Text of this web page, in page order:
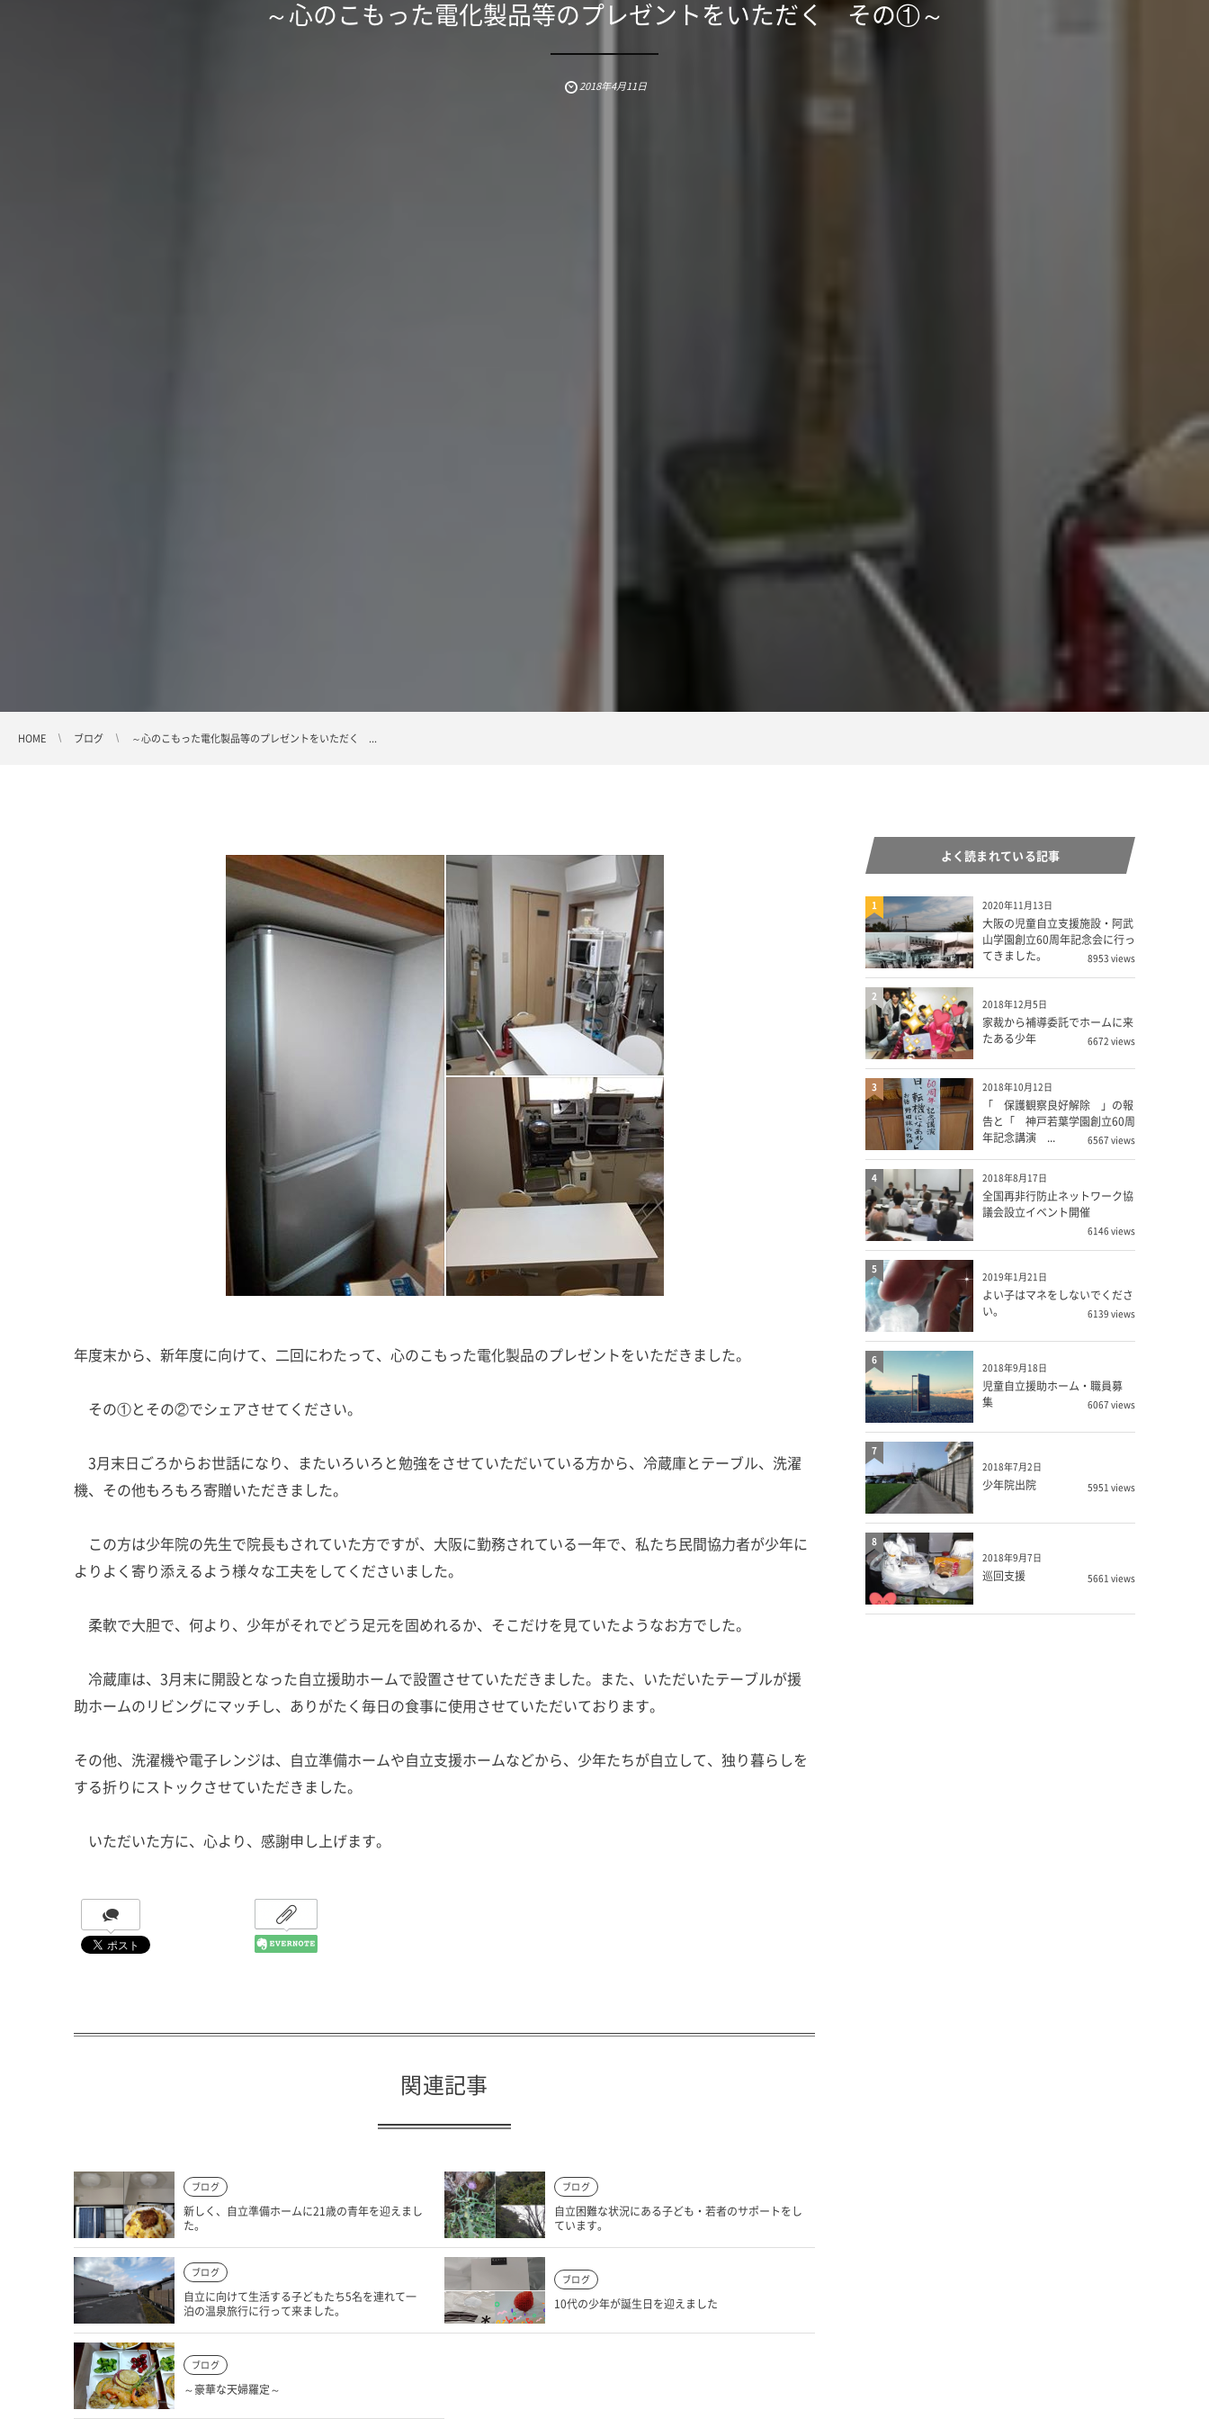
～心のこもった電化製品等のプレゼントをいただく その①～
2018年4月11日
HOME ブログ ～心のこもった電化製品等のプレゼントをいただく ...
年度末から、新年度に向けて、二回にわたって、心のこもった電化製品のプレゼントをいただきました。
その①とその②でシェアさせてください。
3月末日ごろからお世話になり、またいろいろと勉強をさせていただいている方から、冷蔵庫とテーブル、洗濯
機、その他もろもろ寄贈いただきました。
この方は少年院の先生で院長もされていた方ですが、大阪に勤務されている一年で、私たち民間協力者が少年に
よりよく寄り添えるよう様々な工夫をしてくださいました。
柔軟で大胆で、何より、少年がそれでどう足元を固めれるか、そこだけを見ていたようなお方でした。
冷蔵庫は、3月末に開設となった自立援助ホームで設置させていただきました。また、いただいたテーブルが援
助ホームのリビングにマッチし、ありがたく毎日の食事に使用させていただいております。
その他、洗濯機や電子レンジは、自立準備ホームや自立支援ホームなどから、少年たちが自立して、独り暮らしを
する折りにストックさせていただきました。
いただいた方に、心より、感謝申し上げます。
関連記事
ブログ
新しく、自立準備ホームに21歳の青年を迎えまし
た。
ブログ
自立困難な状況にある子ども・若者のサポートをし
ています。
ブログ
自立に向けて生活する子どもたち5名を連れて一
泊の温泉旅行に行って来ました。
ブログ
10代の少年が誕生日を迎えました
ブログ
～豪華な天婦羅定～
よく読まれている記事
2020年11月13日
大阪の児童自立支援施設・阿武
山学園創立60周年記念会に行っ
てきました。
8953 views
1
2018年12月5日
家裁から補導委託でホームに来
たある少年
6672 views
2
2018年10月12日
「 保護観察良好解除 」の報
告と「 神戸若葉学園創立60周
年記念講演 ...
6567 views
3
2018年8月17日
全国再非行防止ネットワーク協
議会設立イベント開催
6146 views
4
2019年1月21日
よい子はマネをしないでくださ
い。
6139 views
5
2018年9月18日
児童自立援助ホーム・職員募
集
6067 views
6
2018年7月2日
少年院出院 5951 views
7
2018年9月7日
巡回支援 5661 views
8